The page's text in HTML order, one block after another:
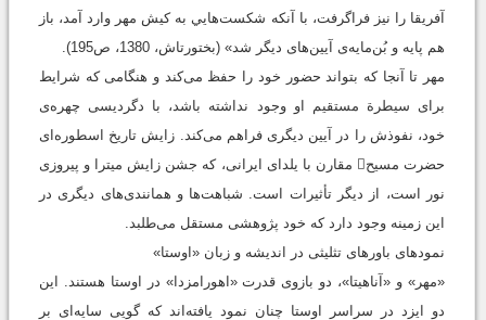
آفریقا را نیز فراگرفت، با آنکه شکست‌هايي به کیش مهر وارد آمد، باز
هم پایه و بُن‌مایه‌ی آیین‌های دیگر شد» (بختورتاش، 1380، ص195).
مهر تا آنجا که بتواند حضور خود را حفظ می‌کند و هنگامی که شرایط
برای سیطرة مستقیم او وجود نداشته باشد، با دگردیسی چهره‌ی
خود، نفوذش را در آیین دیگری فراهم می‌کند. زایش تاریخ اسطوره‌ای
حضرت مسیح مقارن با یلدای ایرانی، که جشن زایش میترا و پیروزی
نور است، از دیگر تأثیرات است. شباهت‌ها و همانندی‌های دیگری در
این زمینه وجود دارد که خود پژوهشی مستقل می‌طلبد.
نمودهای باورهای تثلیثی در اندیشه و زبان «اوستا»
«مهر» و «آناهیتا»، دو بازوی قدرت «اهورامزدا» در اوستا هستند. این
دو ایزد در سراسر اوستا چنان نمود یافته‌اند که گویی سایه‌ای بر